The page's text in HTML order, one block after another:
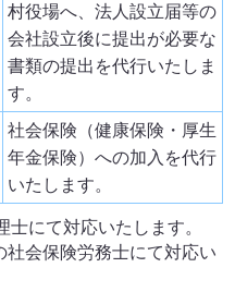
村役場へ、法人設立届等の
会社設立後に提出が必要な
書類の提出を代行いたしま
す。
社会保険（健康保険・厚生
年金保険）への加入を代行
いたします。
にて対応いたします。
会保険労務士にて対応い